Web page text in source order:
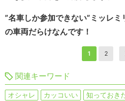
”名車しか参加できない”ミッレ
の車両だらけなんです！
1 2
関連キーワード
オシャレ カッコいい 知っておき